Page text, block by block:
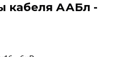
кабеля ААБл -